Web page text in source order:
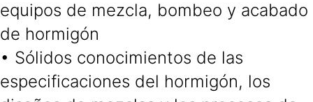
equipos de mezcla, bombeo y acabado
de hormigón
• Sólidos conocimientos de las
especificaciones del hormigón, los